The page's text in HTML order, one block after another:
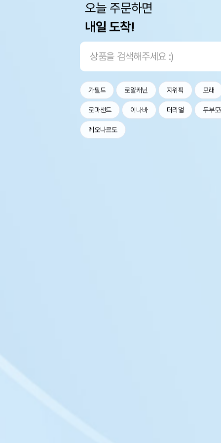
오늘 주문하면
내일 도착!
가필드 로얄캐닌 지위픽 모래
로마샌드 이나바 더리얼 두부
레오나르도